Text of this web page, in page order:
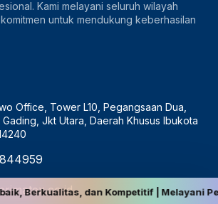
Kami melayani seluruh wilayah
untuk mendukung keberhasilan
Office, Tower L10, Pegangsaan Dua,
Gading, Jkt Utara, Daerah Khusus Ibukota
dan Kompetitif | Melayani